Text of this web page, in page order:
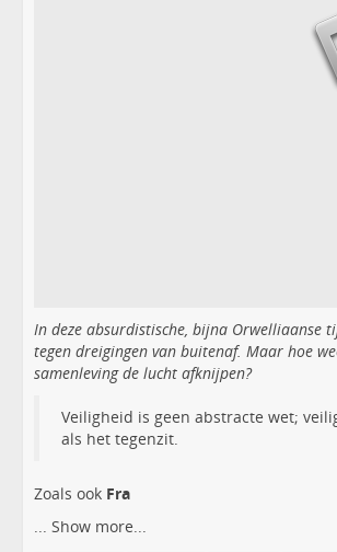
In deze absurdistische, bijna Orwelliaanse
tegen dreigingen van buitenaf. Maar hoe
samenleving de lucht afknijpen?
Veiligheid is geen abstracte wet;
als het tegenzit.
Zoals ook Fra
... Show more...